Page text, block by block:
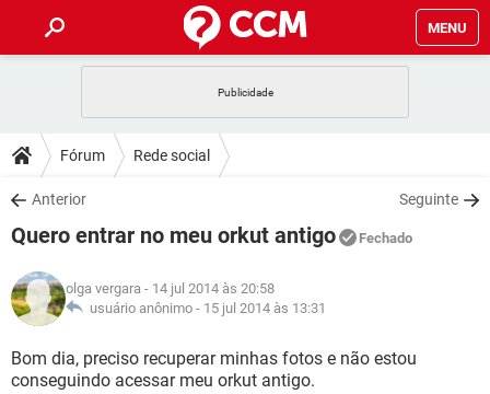
MENU
CELULAR
OUTLOOK
INSTAGRAM GMAIL
GUIA DE COMPRAS
DICAS
JOGOS
INSTAGRAM GMAIL
GUIA DE COMPRAS
DOWNLOADS
JOGOS WHATSAPP
CELULAR
OUTLOOK EXCEL
INSTAGRAM GMAIL
GUIA DE COMPRAS
FÓRUM
JOGOS WHATSAPP
CELULAR
OUTLOOK EXCEL
GLOSSÁRIO
JOGOS WHATSAPP
CELULAR FACEBOOK
Fórum Rede social
Anterior Seguinte
Quero entrar no meu orkut antigo Fechado
olga vergara - 14 jul 2014 às 20:58
usuário anônimo - 15 jul 2014 às 13:31
Bom dia, preciso recuperar minhas fotos e não estou
conseguindo acessar meu orkut antigo.